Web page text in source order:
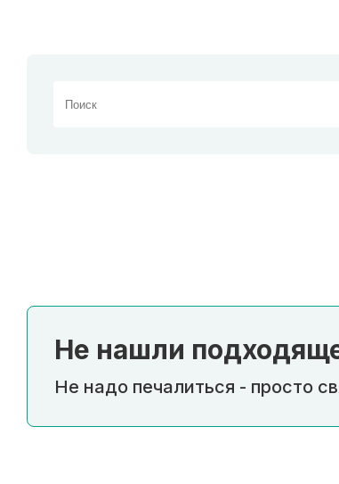
Не нашли
Не надо печалиться - просто